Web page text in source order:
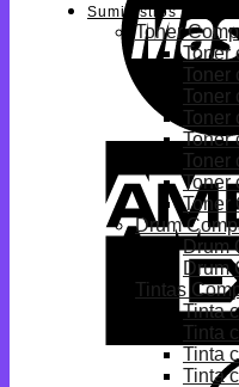
Suministros
Toner
Toner
Toner
Toner
Toner
Toner
Toner
Toner
Toner
Drum
Drum
Drum
Tintas
Tinta
Tinta
Tinta
Tinta